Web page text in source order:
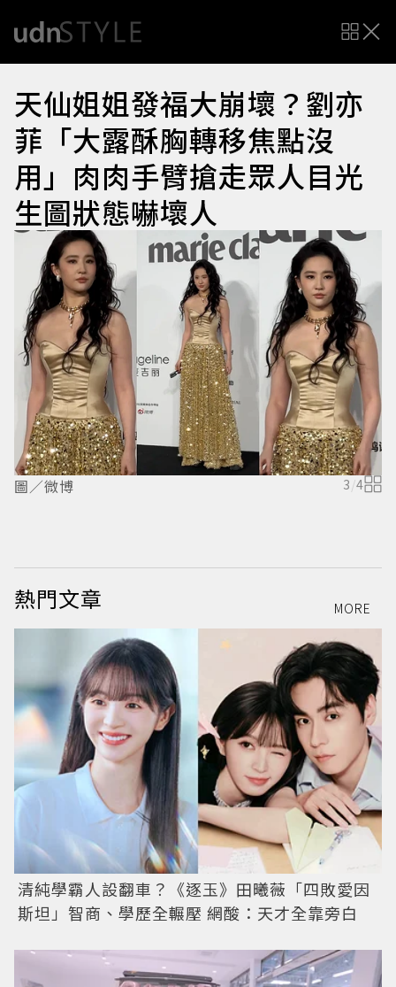
天仙姐姐發福大崩壞？劉亦
菲「大露酥胸轉移焦點沒
用」肉肉手臂搶走眾人目光
生圖狀態嚇壞人
圖／微博 3/4
熱門文章 MORE
清純學霸人設翻車？《逐玉》田曦薇「四敗愛因
斯坦」智商、學歷全輾壓 網酸：天才全靠旁白